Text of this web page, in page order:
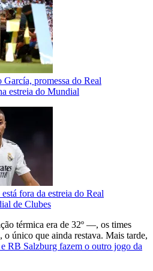
promessa do Real
estreia do Mundial
fora da estreia do Real
de Clubes
térmica era de 32º —, os times
único que ainda restava. Mais tarde,
e RB Salzburg fazem o outro jogo da